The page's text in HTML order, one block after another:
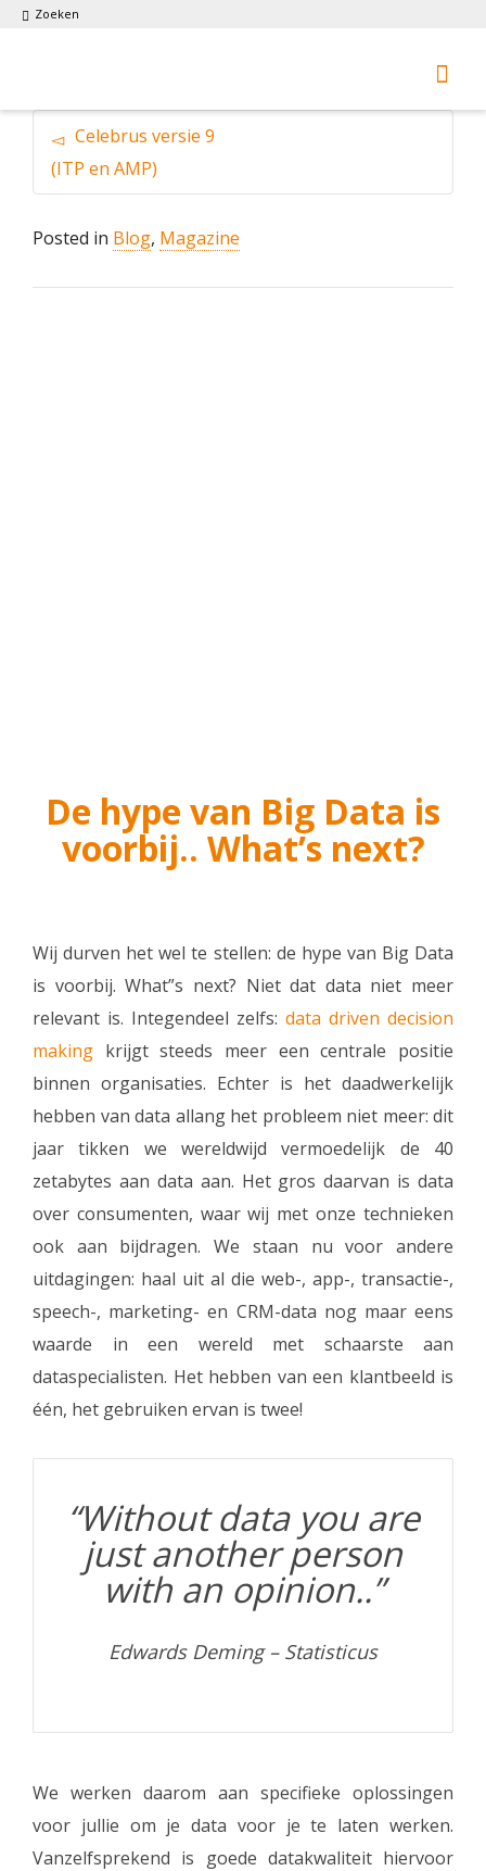
Zoeken
Celebrus versie 9
(ITP en AMP)
Posted in Blog, Magazine
De hype van Big Data is
voorbij.. What’s next?
Wij durven het wel te stellen: de hype van Big Data
is voorbij. What”s next? Niet dat data niet meer
relevant is. Integendeel zelfs: data driven decision
making krijgt steeds meer een centrale positie
binnen organisaties. Echter is het daadwerkelijk
hebben van data allang het probleem niet meer: dit
jaar tikken we wereldwijd vermoedelijk de 40
zetabytes aan data aan. Het gros daarvan is data
over consumenten, waar wij met onze technieken
ook aan bijdragen. We staan nu voor andere
uitdagingen: haal uit al die web-, app-, transactie-,
speech-, marketing- en CRM-data nog maar eens
waarde in een wereld met schaarste aan
dataspecialisten. Het hebben van een klantbeeld is
één, het gebruiken ervan is twee!
“Without data you are
just another person
with an opinion..”
Edwards Deming – Statisticus
We werken daarom aan specifieke oplossingen
voor jullie om je data voor je te laten werken.
Vanzelfsprekend is goede datakwaliteit hiervoor